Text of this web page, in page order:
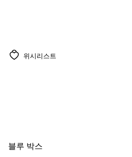
위시리스트
블루 박스